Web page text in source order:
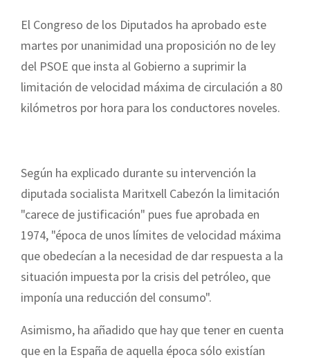
El Congreso de los Diputados ha aprobado este
martes por unanimidad una proposición no de ley
del PSOE que insta al Gobierno a suprimir la
limitación de velocidad máxima de circulación a 80
kilómetros por hora para los conductores noveles.
Según ha explicado durante su intervención la
diputada socialista Maritxell Cabezón la limitación
"carece de justificación" pues fue aprobada en
1974, "época de unos límites de velocidad máxima
que obedecían a la necesidad de dar respuesta a la
situación impuesta por la crisis del petróleo, que
imponía una reducción del consumo".
Asimismo, ha añadido que hay que tener en cuenta
que en la España de aquella época sólo existían